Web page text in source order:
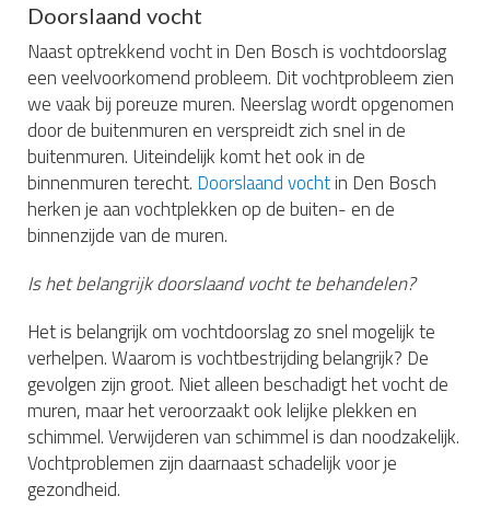
Doorslaand vocht
Naast optrekkend vocht in Den Bosch is vochtdoorslag
een veelvoorkomend probleem. Dit vochtprobleem zien
we vaak bij poreuze muren. Neerslag wordt opgenomen
door de buitenmuren en verspreidt zich snel in de
buitenmuren. Uiteindelijk komt het ook in de
binnenmuren terecht. Doorslaand vochtin Den Bosch
herken je aan vochtplekken op de buiten- en de
binnenzijde van de muren.
Is het belangrijk doorslaand vocht te behandelen?
Het is belangrijk om vochtdoorslag zo snel mogelijk te
verhelpen. Waarom is vochtbestrijding belangrijk? De
gevolgen zijn groot. Niet alleen beschadigt het vocht de
muren, maar het veroorzaakt ook lelijke plekken en
schimmel. Verwijderen van schimmel is dan noodzakelijk.
Vochtproblemen zijn daarnaast schadelijk voor je
gezondheid.